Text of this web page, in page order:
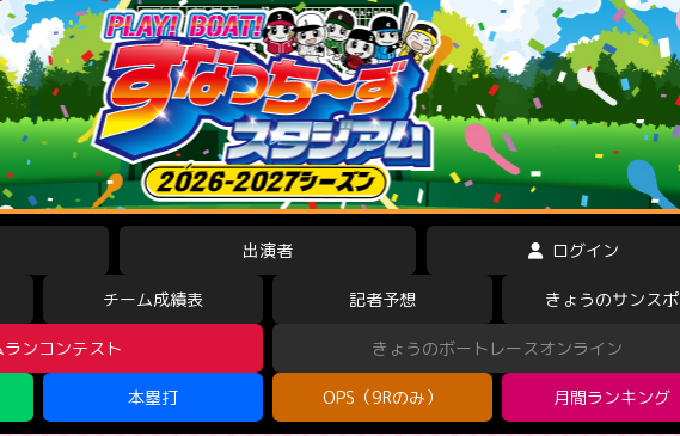
出演者 ログイン
チーム成績表 記者予想 きょうのサンスポ
ンコンテスト きょうのボートレースオンライン
本塁打 OPS（9Rのみ） 月間ランキング